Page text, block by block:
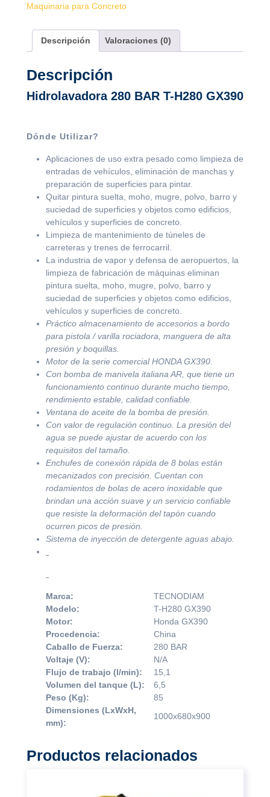
Maquinaria para Concreto
Descripción Valoraciones (0)
Descripción
Hidrolavadora 280 BAR T-H280 GX390
Dónde Utilizar?
Aplicaciones de uso extra pesado como limpieza de
entradas de vehículos, eliminación de manchas y
preparación de superficies para pintar.
Quitar pintura suelta, moho, mugre, polvo, barro y
suciedad de superficies y objetos como edificios,
vehículos y superficies de concreto.
Limpieza de mantenimiento de túneles de
carreteras y trenes de ferrocarril.
La industria de vapor y defensa de aeropuertos, la
limpieza de fabricación de máquinas eliminan
pintura suelta, moho, mugre, polvo, barro y
suciedad de superficies y objetos como edificios,
vehículos y superficies de concreto.
Práctico almacenamiento de accesorios a bordo
para pistola / varilla rociadora, manguera de alta
presión y boquillas.
Motor de la serie comercial HONDA GX390.
Con bomba de manivela italiana AR, que tiene un
funcionamiento continuo durante mucho tiempo,
rendimiento estable, calidad confiable.
Ventana de aceite de la bomba de presión.
Con valor de regulación continuo. La presión del
agua se puede ajustar de acuerdo con los
requisitos del tamaño.
Enchufes de conexión rápida de 8 bolas están
mecanizados con precisión. Cuentan con
rodamientos de bolas de acero inoxidable que
brindan una acción suave y un servicio confiable
que resiste la deformación del tapón cuando
ocurren picos de presión.
Sistema de inyección de detergente aguas abajo.
Marca:
TECNODIAM
Modelo:
T-H280 GX390
Motor:
Honda GX390
Procedencia:
China
Caballo de Fuerza:
280 BAR
Voltaje (V):
N/A
Flujo de trabajo (l/min):
15,1
Volumen del tanque (L):
6,5
Peso (Kg):
85
Dimensiones (LxWxH,
mm):
1000x680x900
Productos relacionados